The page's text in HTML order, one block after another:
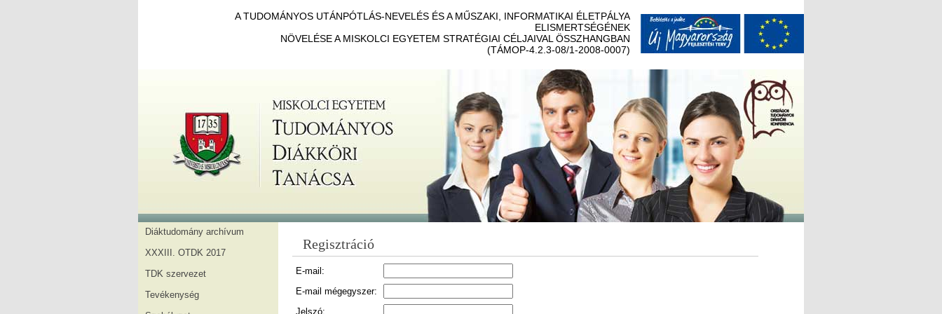
A TUDOMÁNYOS UTÁNPÓTLÁS-NEVELÉS ÉS A MŰSZAKI, INFORMATIKAI ÉLETPÁLYA
ELISMERTSÉGÉNEK
NÖVELÉSE A MISKOLCI EGYETEM STRATÉGIAI CÉLJAIVAL ÖSSZHANGBAN
(TÁMOP-4.2.3-08/1-2008-0007)
Diáktudomány archívum
XXXIII. OTDK 2017
TDK szervezet
Tevékenység
Regisztráció
E-mail:
E-mail mégegyszer:
Jelszó: